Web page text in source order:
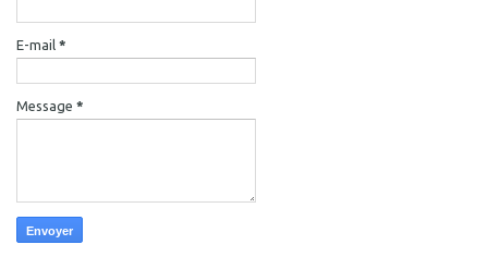
E-mail *
Message *